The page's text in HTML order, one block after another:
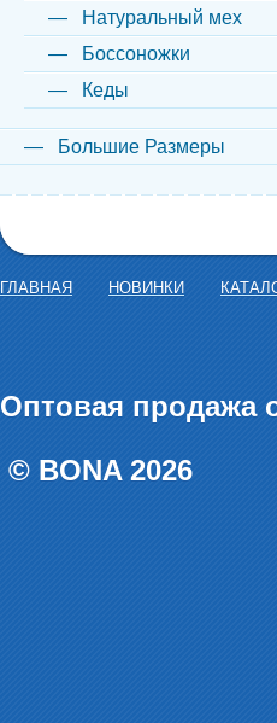
Натуральный мех
Боссоножки
Кеды
Большие Размеры
ГЛАВНАЯ НОВИНКИ
Оптовая продажа
© BONA 2026